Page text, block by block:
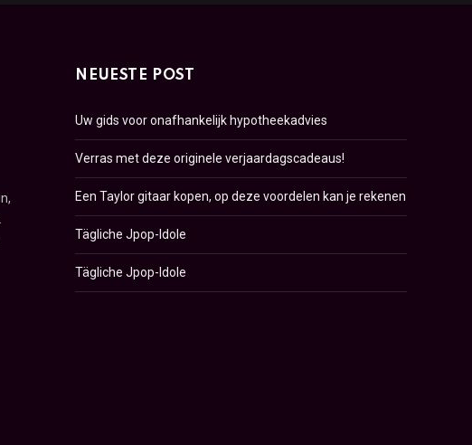
NEUESTE POST
Uw gids voor onafhankelijk hypotheekadvies
Verras met deze originele verjaardagscadeaus!
Een Taylor gitaar kopen, op deze voordelen kan je rekenen
Tägliche Jpop-Idole
Tägliche Jpop-Idole